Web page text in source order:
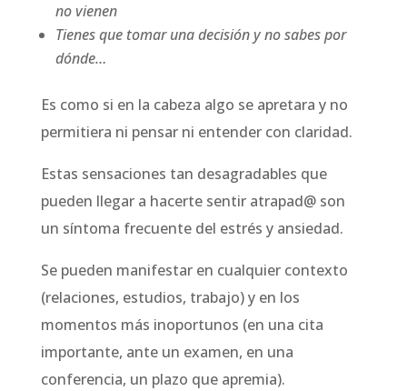
no vienen
Tienes que tomar una decisión y no sabes por
dónde…
Es como si en la cabeza algo se apretara y no
permitiera ni pensar ni entender con claridad.
Estas sensaciones tan desagradables que
pueden llegar a hacerte sentir atrapad@ son
un síntoma frecuente del estrés y ansiedad.
Se pueden manifestar en cualquier contexto
(relaciones, estudios, trabajo) y en los
momentos más inoportunos (en una cita
importante, ante un examen, en una
conferencia, un plazo que apremia).